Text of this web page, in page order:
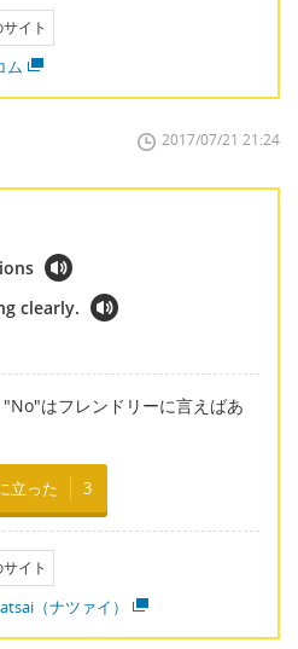
イト
ム
2017/07/21 21:24
clearly.
はフレンドリーに言えばあ
立った 3
イト
（ナツァイ）